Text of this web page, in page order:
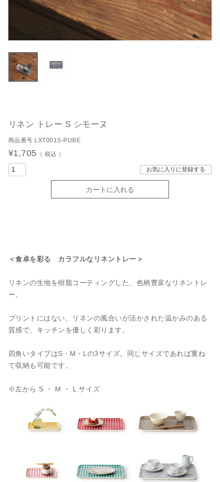
リネン トレー S シモーヌ
商品番号 LXT001S-PUBE
¥1,705 税込
お気に入りに登録する
カートに入れる
＜食卓を彩る カラフルなリネントレー＞
リネンの生地を樹脂コーティングした、色柄豊富なリネントレ
ー。
プリントにはない、リネンの風合いが活かされた温かみのある
質感で、キッチンを優しく彩ります。
四角いタイプはS・M・Lの3サイズ。同じサイズであれば重ね
て収納も可能です。
※左から S ・ M ・ L サイズ